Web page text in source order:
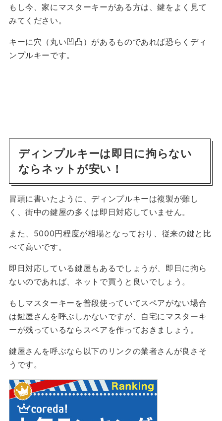
もし今、家にマスターキーがある方は、鍵をよく見て
みてください。
キーに穴（丸い凹凸）があるものであれば恐らくディ
ンプルキーです。
ディンプルキーは即日に拘らない
ならネットが安い！
冒頭に書いたように、ディンプルキーは複製が難し
く、街中の鍵屋の多くは即日対応していません。
また、 5000円程度が相場となっており、従来の鍵と比
べて高いです。
即日対応している鍵屋もあるでしょうが、 即日に拘ら
ないのであれば、ネットで買うと良いでしょう。
もしマスターキーを普段使っていてスペアがない場合
は鍵屋さんを呼ぶしかないですが、自宅にマスターキ
ーが残っているならスペアを作っておきましょう。
鍵屋さんを呼ぶなら以下のリンクの業者さんが良さそ
うです。